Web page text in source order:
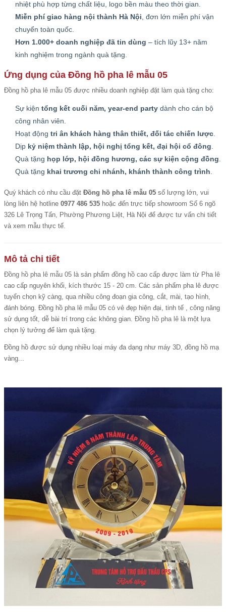
nhiệt phù hợp từng chất liệu, logo bền màu theo thời gian.
Miễn phí giao hàng nội thành Hà Nội , đơn lớn miễn phí vận
chuyển toàn quốc.
Hơn 1.000+ doanh nghiệp đã tin dùng – tích lũy 13+ năm
kinh nghiệm trong ngành quà tặng.
Ứng dụng của Đồng hồ pha lê mẫu 05
Đồng hồ pha lê mẫu 05 được nhiều doanh nghiệp đặt làm quà tặng cho:
Sự kiện tổng kết cuối năm, year-end party dành cho cán bộ
công nhân viên.
Hoạt động tri ân khách hàng thân thiết, đối tác chiến lược
Dịp kỷ niệm thành lập, hội nghị tổng kết, đại hội cổ đông
Quà tặng họp lớp, hội đồng hương, các sự kiện cộng đồng
Quà tặng khai trương chi nhánh, khánh thành công trình
Quý khách có nhu cầu đặt Đồng hồ pha lê mẫu 05 số lượng lớn, vui
lòng liên hệ hotline 0977 486 535 hoặc đến trực tiếp showroom Số 6 ngõ
326 Lê Trọng Tấn, Phường Phương Liệt, Hà Nội để được tư vấn chi tiết
và xem mẫu thực tế.
Mô tả chi tiết
Đồng hồ pha lê mẫu 05 là sản phẩm đồng hồ cao cấp được làm từ Pha lê
cao cấp nguyên khối, kích thước 15 - 20 cm. Các sản phẩm pha lê được
tuyển chọn kỹ càng, qua nhiều công đoạn gia công, cắt, mài, tạo hình,
đánh bóng. Đồng hồ pha lê mẫu 05 có vẻ đẹp hiện đại, tinh tế , công năng
sử dụng tốt, dễ bài trí trong các không gian. Đồng hồ pha lê là một lựa
chọn lý tưởng để làm quà tặng.
Đồng hồ được sử dụng nhiều loại máy đa dạng như máy 3D, đồng hồ mạ
vàng...